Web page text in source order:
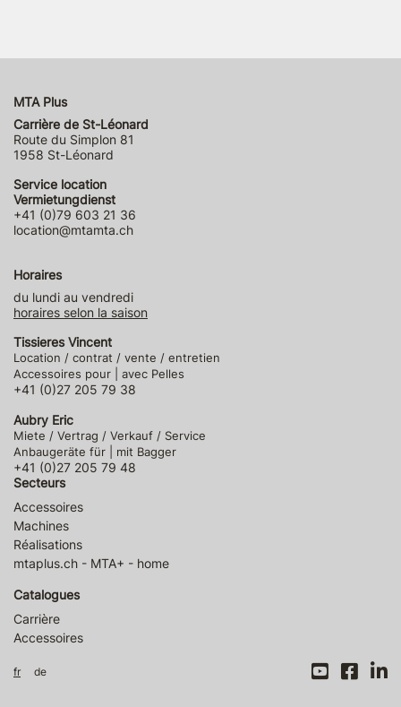
MTA Plus
Carrière de St-Léonard
Route du Simplon 81
1958 St-Léonard
Service location
Vermietungdienst
+41 (0)79 603 21 36
location@mtamta.ch
Horaires
du lundi au vendredi
horaires selon la saison
Tissieres Vincent
Location / contrat / vente / entretien
Accessoires pour | avec Pelles
+41 (0)27 205 79 38
Aubry Eric
Miete / Vertrag / Verkauf / Service
Anbaugeräte für | mit Bagger
+41 (0)27 205 79 48
Secteurs
Accessoires
Machines
Réalisations
mtaplus.ch - MTA+ - home
Catalogues
Carrière
Accessoires
fr de